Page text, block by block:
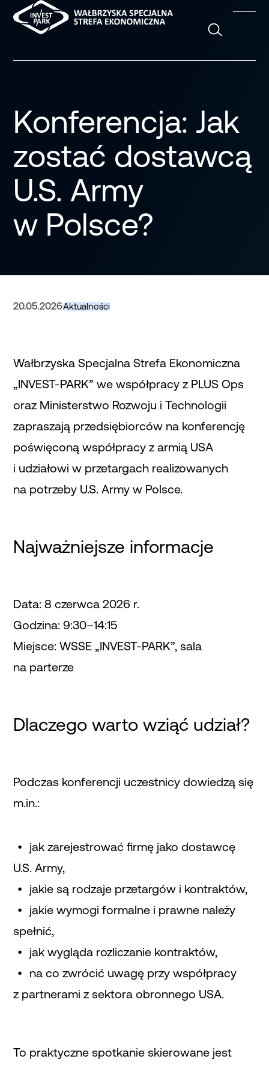
Konferencja: Jak
zostać dostawcą
U.S. Army
w Polsce?
20.05.2026Aktualności
Wałbrzyska Specjalna Strefa Ekonomiczna
„INVEST-PARK” we współpracy z PLUS Ops
oraz Ministerstwo Rozwoju i Technologii
zapraszają przedsiębiorców na konferencję
poświęconą współpracy z armią USA
i udziałowi w przetargach realizowanych
na potrzeby U.S. Army w Polsce.
Najważniejsze informacje
Data: 8 czerwca 2026 r.
Godzina: 9:30–14:15
Miejsce: WSSE „INVEST-PARK”, sala
na parterze
Dlaczego warto wziąć udział?
Podczas konferencji uczestnicy dowiedzą się
m.in.:
jak zarejestrować firmę jako dostawcę
U.S. Army,
jakie są rodzaje przetargów i kontraktów,
jakie wymogi formalne i prawne należy
spełnić,
jak wygląda rozliczanie kontraktów,
na co zwrócić uwagę przy współpracy
z partnerami z sektora obronnego USA.
To praktyczne spotkanie skierowane jest